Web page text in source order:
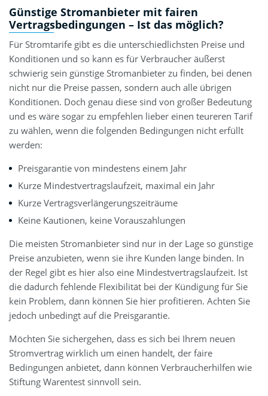
Günstige Stromanbieter mit fairen
Vertragsbedingungen – Ist das möglich?
Für Stromtarife gibt es die unterschiedlichsten Preise und
Konditionen und so kann es für Verbraucher äußerst
schwierig sein günstige Stromanbieter zu finden, bei denen
nicht nur die Preise passen, sondern auch alle übrigen
Konditionen. Doch genau diese sind von großer Bedeutung
und es wäre sogar zu empfehlen lieber einen teureren Tarif
zu wählen, wenn die folgenden Bedingungen nicht erfüllt
werden:
Preisgarantie von mindestens einem Jahr
Kurze Mindestvertragslaufzeit, maximal ein Jahr
Kurze Vertragsverlängerungszeiträume
Keine Kautionen, keine Vorauszahlungen
Die meisten Stromanbieter sind nur in der Lage so günstige
Preise anzubieten, wenn sie ihre Kunden lange binden. In
der Regel gibt es hier also eine Mindestvertragslaufzeit. Ist
die dadurch fehlende Flexibilität bei der Kündigung für Sie
kein Problem, dann können Sie hier profitieren. Achten Sie
jedoch unbedingt auf die Preisgarantie.
Möchten Sie sichergehen, dass es sich bei Ihrem neuen
Stromvertrag wirklich um einen handelt, der faire
Bedingungen anbietet, dann können Verbraucherhilfen wie
Stiftung Warentest sinnvoll sein.